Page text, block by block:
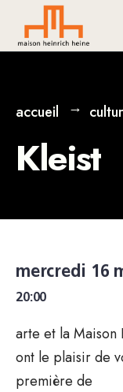
accueil
Kleist
mercredi 16
20:00
arte et la
ont le plaisir de
première de